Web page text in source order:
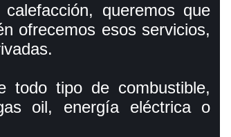
queremos que
ofrecemos esos servicios,
todo tipo de combustible,
oil, energí­a eléctrica o